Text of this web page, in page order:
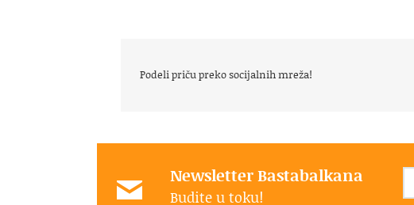
Podeli priču preko socijalnih mreža!
Newsletter Bastabalkana
Budite u toku!